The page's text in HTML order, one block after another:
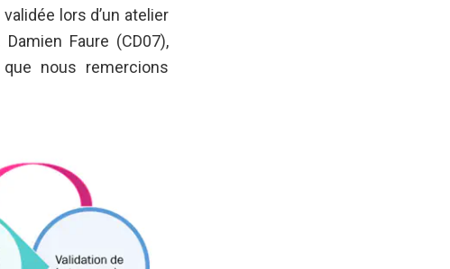
lors d’un atelier
Faure (CD07),
nous remercions